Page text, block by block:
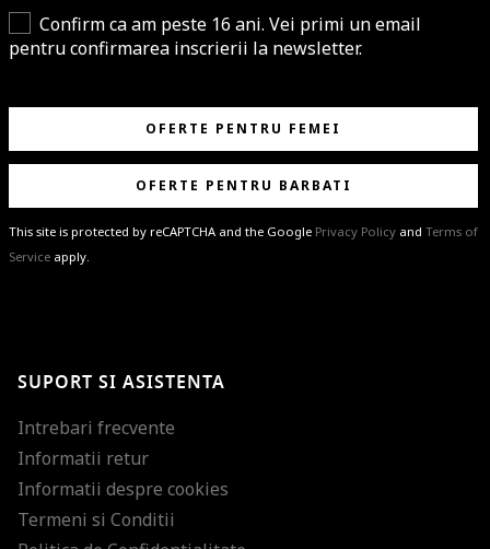
Confirm ca am peste 16 ani. Vei primi un email
pentru confirmarea inscrierii la newsletter.
OFERTE PENTRU FEMEI
OFERTE PENTRU BARBATI
This site is protected by reCAPTCHA and the Google Privacy Policy and Terms of
Service apply.
ultimele tendinte in moda!
SUPORT SI ASISTENTA
Intrebari frecvente
Informatii retur
Informatii despre cookies
Termeni si Conditii